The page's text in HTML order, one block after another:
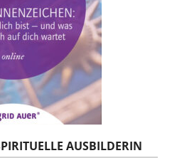
AUSBILDERIN